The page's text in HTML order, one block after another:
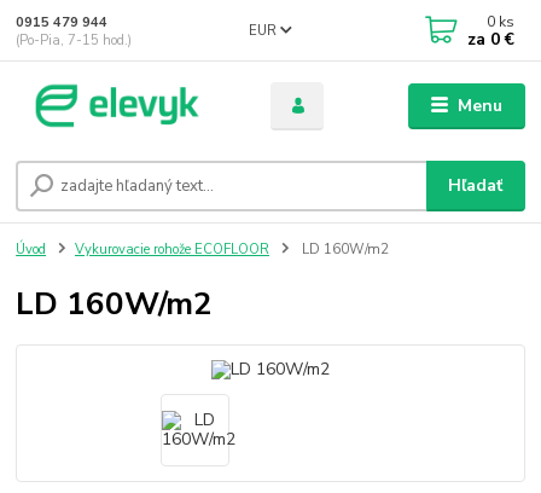
Menu
EUR
Hľadať
0915 479 944
(Po-Pia, 7-15 hod.)
0 ks
za 0 €
Úvod Vykurovacie rohože ECOFLOOR LD 160W/m2
LD 160W/m2